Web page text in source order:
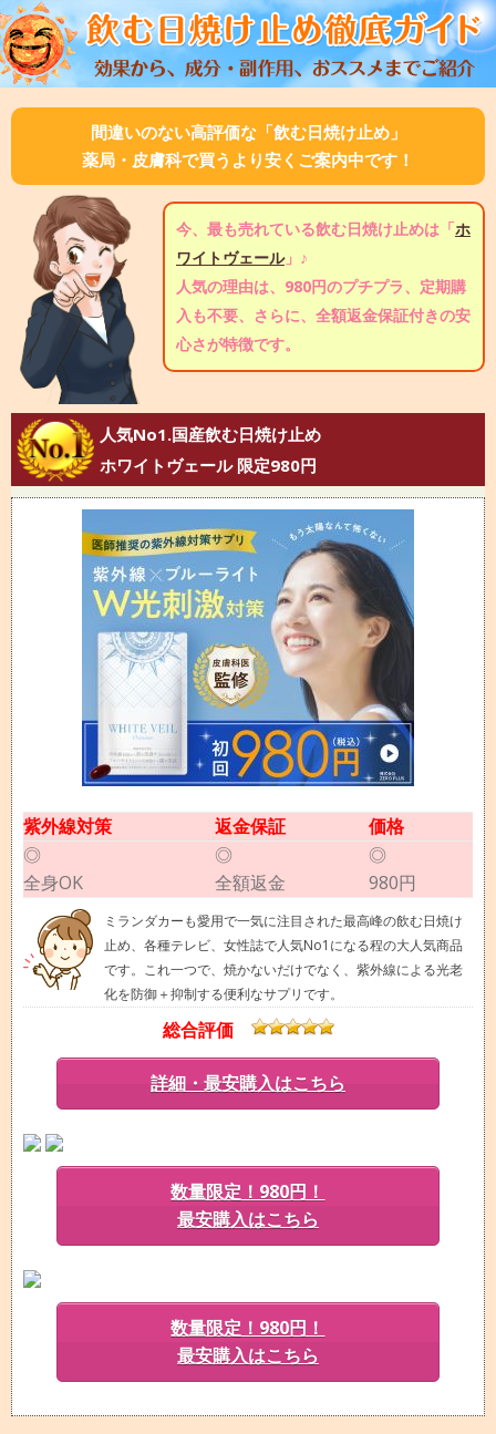
間違いのない高評価な「飲む日焼け止め」
薬局・皮膚科で買うより安くご案内中です！
今、最も売れている飲む日焼け止めは「ホ
ワイトヴェール」♪
人気の理由は、980円のプチプラ、定期購
入も不要、さらに、全額返金保証付きの安
心さが特徴です。
人気No1.国産飲む日焼け止め
ホワイトヴェール 限定980円
紫外線対策 返金保証
価格
◎
全身OK
◎
全額返金
◎
980円
ミランダカーも愛用で一気に注目された最高峰の飲む日焼け
止め、各種テレビ、女性誌で人気No1になる程の大人気商品
です。これ一つで、焼かないだけでなく、紫外線による光老
化を防御＋抑制する便利なサプリです。
総合評価
詳細・最安購入はこちら
数量限定！980円！
最安購入はこちら
数量限定！980円！
最安購入はこちら